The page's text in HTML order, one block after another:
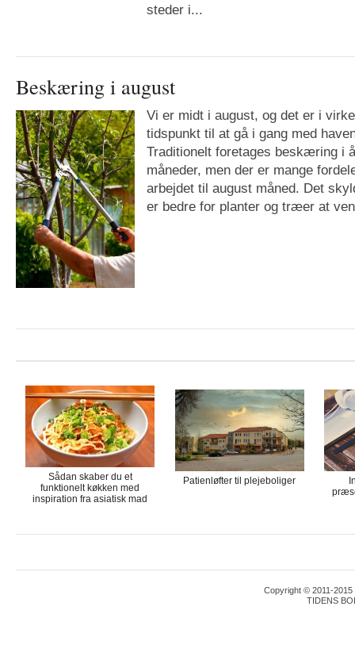
steder i...
Beskæring i august
Vi er midt i august, og det er i
tidspunkt til at gå i gang med
Traditionelt foretages beskæring i
måneder, men der er mange
arbejdet til august måned. Det
er bedre for planter og træer at
Sådan skaber du et
funktionelt køkken med
inspiration fra asiatisk mad
Patienløfter til plejeboliger
Copyright © 2011-2015
TIDENS